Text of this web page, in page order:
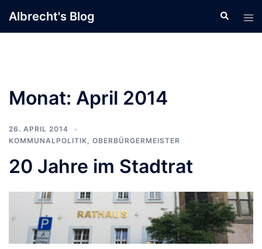
Inhalt
Albrecht's Blog Suche
Monat: April 2014
26. APRIL 2014
KOMMUNALPOLITIK, OBERBÜRGERMEISTER
20 Jahre im Stadtrat